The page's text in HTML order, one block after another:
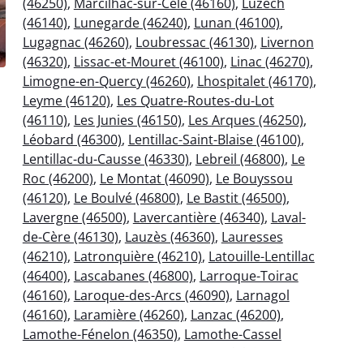
(46140), Lunegarde (46240), Lunan (46100),
Lugagnac (46260), Loubressac (46130), Livernon
(46320), Lissac-et-Mouret (46100), Linac (46270),
Limogne-en-Quercy (46260), Lhospitalet (46170),
Leyme (46120), Les Quatre-Routes-du-Lot
(46110), Les Junies (46150), Les Arques (46250),
Léobard (46300), Lentillac-Saint-Blaise (46100),
Lentillac-du-Causse (46330), Lebreil (46800), Le
Roc (46200), Le Montat (46090), Le Bouyssou
(46120), Le Boulvé (46800), Le Bastit (46500),
Lavergne (46500), Lavercantière (46340), Laval-
de-Cère (46130), Lauzès (46360), Lauresses
(46210), Latronquière (46210), Latouille-Lentillac
(46400), Lascabanes (46800), Larroque-Toirac
(46160), Laroque-des-Arcs (46090), Larnagol
(46160), Laramière (46260), Lanzac (46200),
Lamothe-Fénelon (46350), Lamothe-Cassel